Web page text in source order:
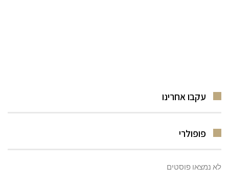
עקבו אחרינו
פופולרי
לא נמצאו פוסטים